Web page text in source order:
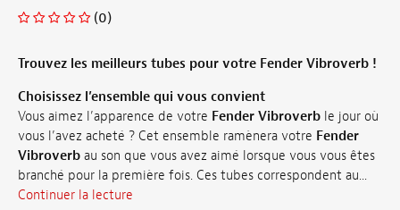
(0)
Trouvez les meilleurs tubes pour votre Fender Vibroverb !
Choisissez l’ensemble qui vous convient
Vous aimez l’apparence de votre Fender Vibroverb le jour où
vous l’avez acheté ? Cet ensemble ramènera votre Fender
Vibroverb au son que vous avez aimé lorsque vous vous êtes
branché pour la première fois. Ces tubes correspondent au...
Continuer la lecture